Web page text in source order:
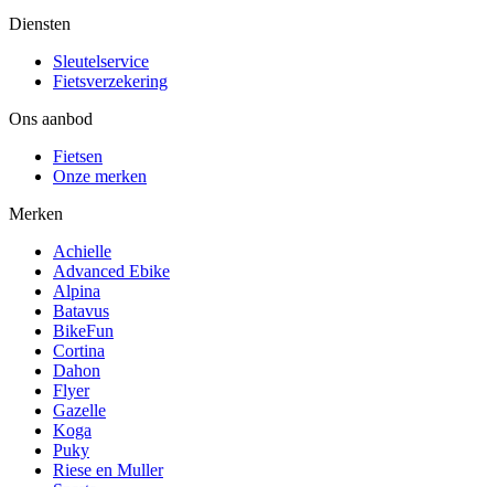
Diensten
Sleutelservice
Fietsverzekering
Ons aanbod
Fietsen
Onze merken
Merken
Achielle
Advanced Ebike
Alpina
Batavus
BikeFun
Cortina
Dahon
Flyer
Gazelle
Koga
Puky
Riese en Muller